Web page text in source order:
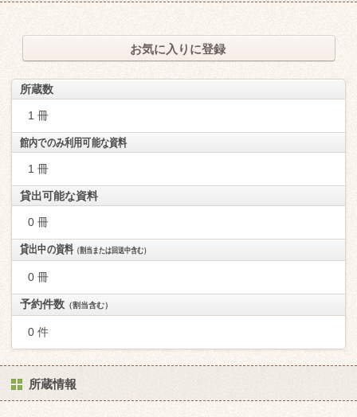
お気に入りに登録
所蔵数
1 冊
館内でのみ利用可能な資料
1 冊
貸出可能な資料
0 冊
貸出中の資料（割当または回送中含む）
0 冊
予約件数 （割当含む）
0 件
所蔵情報